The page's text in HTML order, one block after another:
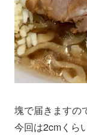
塊で届きますの
今回は2cmくら